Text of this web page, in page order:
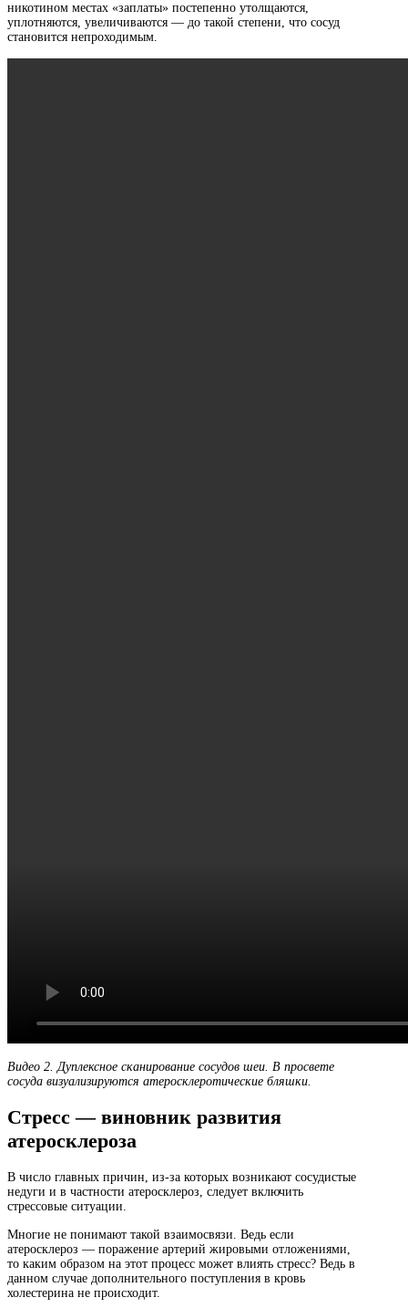
никотином местах «заплаты» постепенно утолщаются,
уплотняются, увеличиваются — до такой степени, что сосуд
становится непроходимым.
Видео 2. Дуплексное сканирование сосудов шеи. В просвете
сосуда визуализируются атеросклеротические бляшки.
Стресс — виновник развития
атеросклероза
В число главных причин, из-за которых возникают сосудистые
недуги и в частности атеросклероз, следует включить
стрессовые ситуации.
Многие не понимают такой взаимосвязи. Ведь если
атеросклероз — поражение артерий жировыми отложениями,
то каким образом на этот процесс может влиять стресс? Ведь в
данном случае дополнительного поступления в кровь
холестерина не происходит.